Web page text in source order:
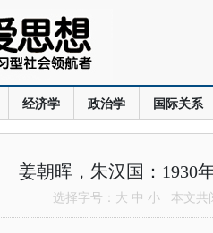
经济学 政治学 国际关系
姜朝晖，朱汉国：1930
选择字号： 大 中 小 本文共